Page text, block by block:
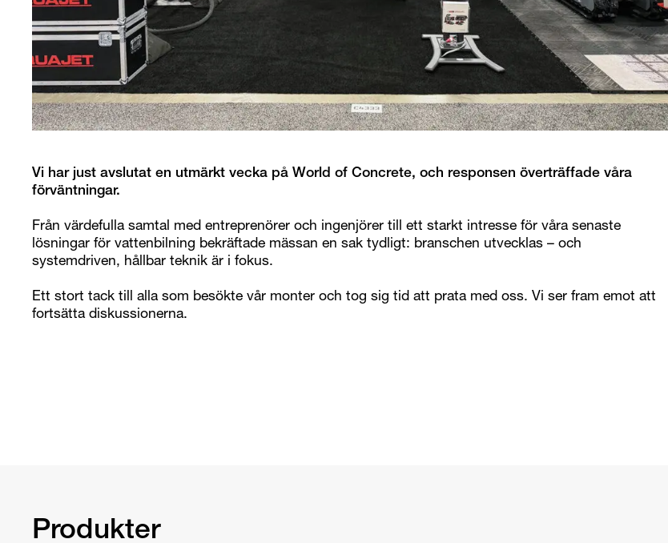
Vi har just avslutat en utmärkt vecka på World of Concrete, och responsen överträffade våra
förväntningar.
Från värdefulla samtal med entreprenörer och ingenjörer till ett starkt intresse för våra senaste
lösningar för vattenbilning bekräftade mässan en sak tydligt: branschen utvecklas – och
systemdriven, hållbar teknik är i fokus.
Ett stort tack till alla som besökte vår monter och tog sig tid att prata med oss. Vi ser fram emot att
fortsätta diskussionerna.
Produkter